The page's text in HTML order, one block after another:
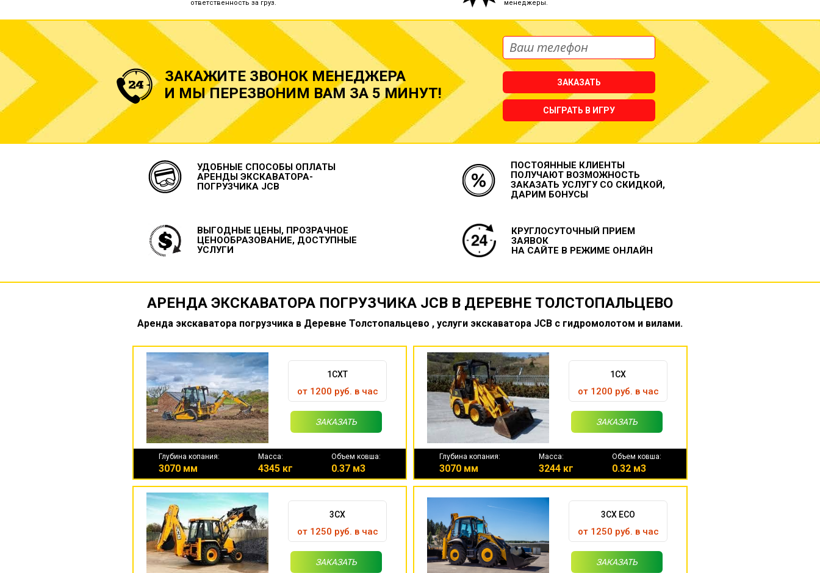
ответственность за груз.
менеджеры.
ЗАКАЖИТЕ ЗВОНОК МЕНЕДЖЕРА
И МЫ ПЕРЕЗВОНИМ ВАМ ЗА 5 МИНУТ!
ЗАКАЗАТЬ
СЫГРАТЬ В ИГРУ
УДОБНЫЕ СПОСОБЫ ОПЛАТЫ
АРЕНДЫ ЭКСКАВАТОРА-
ПОГРУЗЧИКА JCB
ПОСТОЯННЫЕ КЛИЕНТЫ
ПОЛУЧАЮТ ВОЗМОЖНОСТЬ
ЗАКАЗАТЬ УСЛУГУ СО СКИДКОЙ,
ДАРИМ БОНУСЫ
ВЫГОДНЫЕ ЦЕНЫ, ПРОЗРАЧНОЕ
ЦЕНООБРАЗОВАНИЕ, ДОСТУПНЫЕ
УСЛУГИ
КРУГЛОСУТОЧНЫЙ ПРИЕМ
ЗАЯВОК
НА САЙТЕ В РЕЖИМЕ ОНЛАЙН
АРЕНДА ЭКСКАВАТОРА ПОГРУЗЧИКА JCB В ДЕРЕВНЕ ТОЛСТОПАЛЬЦЕВО
Аренда экскаватора погрузчика в Деревне Толстопальцево , услуги экскаватора JCB с гидромолотом и вилами.
1CXT
от 1200 руб. в час
ЗАКАЗАТЬ
Глубина копания:
3070 мм
Масса:
4345 кг
Объем ковша:
0.37 м3
1CX
от 1200 руб. в час
ЗАКАЗАТЬ
Глубина копания:
3070 мм
Масса:
3244 кг
Объем ковша:
0.32 м3
3CX
от 1250 руб. в час
ЗАКАЗАТЬ
3CX ECO
от 1250 руб. в час
ЗАКАЗАТЬ